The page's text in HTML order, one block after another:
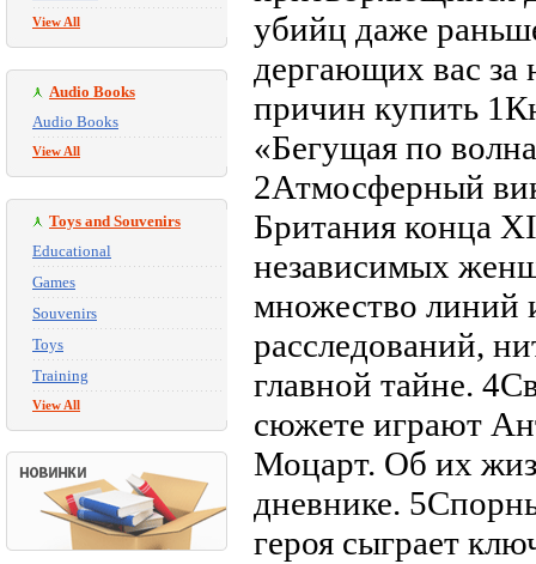
View All
Audio Books
Audio Books
View All
Toys and Souvenirs
Educational
Games
Souvenirs
Toys
Training
View All
убийц даже
дергающих вас
причин купить
«Бегущая по
2Атмосферный
Британия конца
независимых
множество линий
расследований,
главной тайне.
сюжете играют
Моцарт. Об их
дневнике.
героя сыграет